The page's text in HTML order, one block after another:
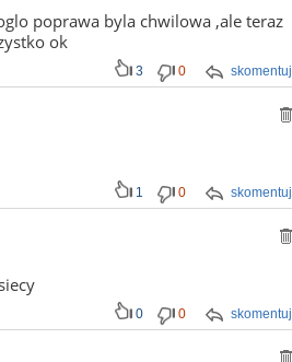
poprawa byla chwilowa ,ale teraz
ok
skomentuj
3 0
skomentuj
1 0
skomentuj
0 0